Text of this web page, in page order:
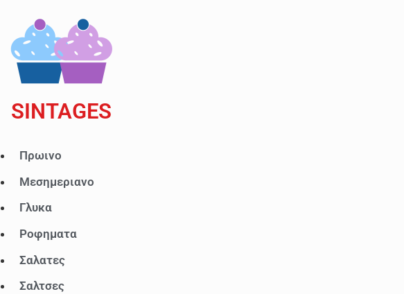
SINTAGES
ΜενούΠρωινο
Μεσημεριανο
Γλυκα
Ροφηματα
Σαλατες
Σαλτσες